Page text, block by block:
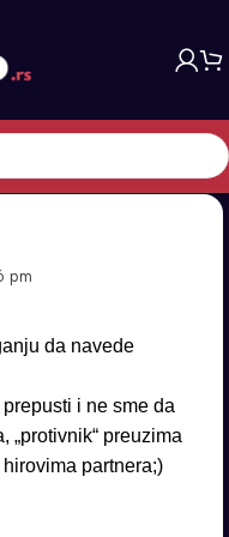
pm
da navede
i ne sme da
„protivnik“ preuzima
partnera;)